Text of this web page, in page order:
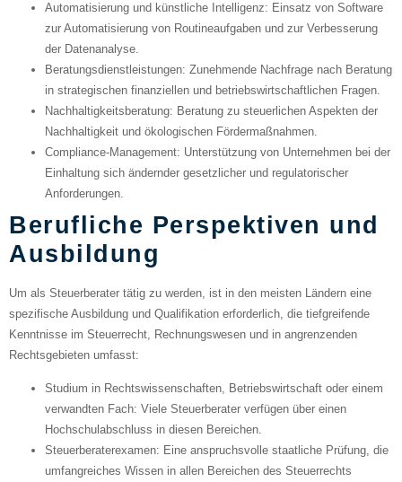
Automatisierung und künstliche Intelligenz: Einsatz von Software
zur Automatisierung von Routineaufgaben und zur Verbesserung
der Datenanalyse.
Beratungsdienstleistungen: Zunehmende Nachfrage nach Beratung
in strategischen finanziellen und betriebswirtschaftlichen Fragen.
Nachhaltigkeitsberatung: Beratung zu steuerlichen Aspekten der
Nachhaltigkeit und ökologischen Fördermaßnahmen.
Compliance-Management: Unterstützung von Unternehmen bei der
Einhaltung sich ändernder gesetzlicher und regulatorischer
Anforderungen.
Berufliche Perspektiven und
Ausbildung
Um als Steuerberater tätig zu werden, ist in den meisten Ländern eine
spezifische Ausbildung und Qualifikation erforderlich, die tiefgreifende
Kenntnisse im Steuerrecht, Rechnungswesen und in angrenzenden
Rechtsgebieten umfasst:
Studium in Rechtswissenschaften, Betriebswirtschaft oder einem
verwandten Fach: Viele Steuerberater verfügen über einen
Hochschulabschluss in diesen Bereichen.
Steuerberaterexamen: Eine anspruchsvolle staatliche Prüfung, die
umfangreiches Wissen in allen Bereichen des Steuerrechts